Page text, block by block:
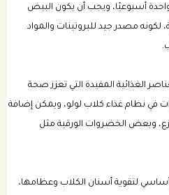
أسبوعيًا، ويجب أن يكون البيض
مصدر جيد للبروتينات والمواد
الغذائية المفيدة التي تعزز صحة
نظام غذاء كلاب لولو، ويمكن إضافة
وبعض الخضروات الورقية مثل
لتقوية أسنان الكلاب وعظامها،